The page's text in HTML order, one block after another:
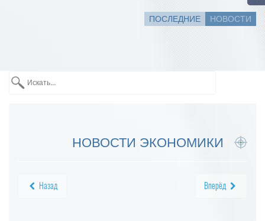
ПОСЛЕДНИЕ НОВОСТИ
НОВОСТИ ЭКОНОМИКИ
Назад Вперёд